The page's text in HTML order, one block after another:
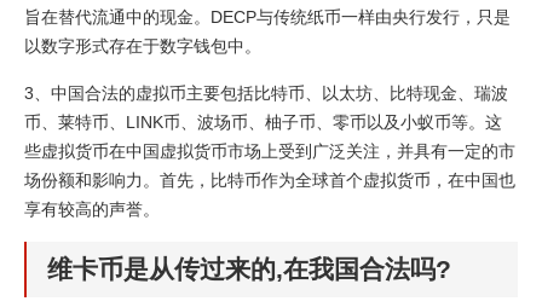
旨在替代流通中的现金。DECP与传统纸币一样由央行发行，只是
以数字形式存在于数字钱包中。
3、中国合法的虚拟币主要包括比特币、以太坊、比特现金、瑞波
币、莱特币、LINK币、波场币、柚子币、零币以及小蚁币等。这
些虚拟货币在中国虚拟货币市场上受到广泛关注，并具有一定的市
场份额和影响力。首先，比特币作为全球首个虚拟货币，在中国也
享有较高的声誉。
维卡币是从传过来的,在我国合法吗?